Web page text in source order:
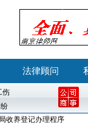
法律顾问
伤
收养登记办理程序